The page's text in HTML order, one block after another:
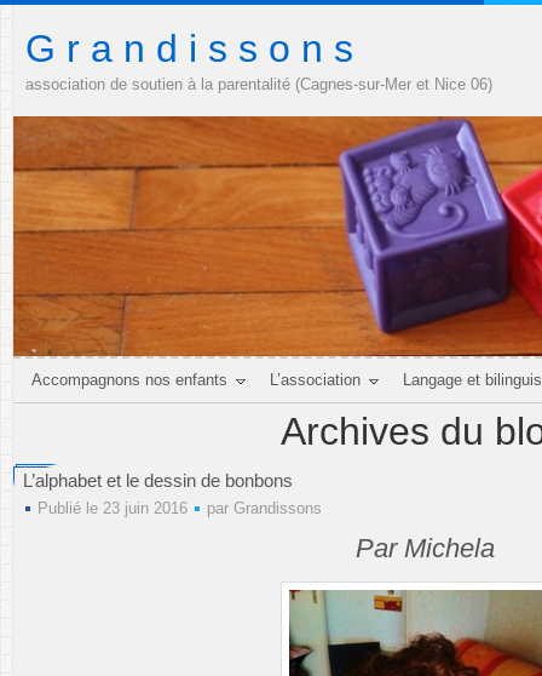
G r a n d i s s o n s
association de soutien à la parentalité (Cagnes-sur-Mer et Nice 06)
Accompagnons nos enfants L’association Langage et
Archives du
L’alphabet et le dessin de bonbons
Publié le 23 juin 2016 par Grandissons
Par Michela